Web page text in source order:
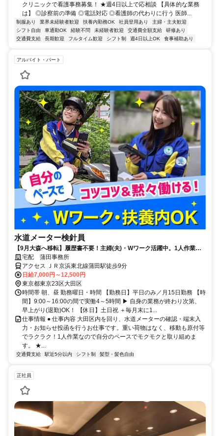
クリニックで看護事務募集！ ★週4日以上で応相談 【具体的な業務
は】 ◎診察前の準備 ◎電話対応 ◎看護師の代わりに行う 医師...
制服あり 業界未経験者歓迎 扶養内勤務OK 社員登用あり
主婦・主夫歓迎
シフト自由
車通勤OK 経験不問 未経験者歓迎 交通費全額支給
研修あり
交通費支給
長期歓迎 フルタイム歓迎 シフト制 週4日以上OK 食事補助あり
アルバイト・パート
水道メーター検針員
【9月大森へ移転】履歴書不要！主婦(夫)・Wワーク活躍中。1人作業＆
早く終われば即帰宅OK
宅配 蒲田事務所
アクセス ＪＲ京浜東北線蒲田駅徒歩9分
日給7,000円～12,500円
東京都東京23区大田区
時間帯 朝、昼 勤務曜日・時間 【勤務日】平日のみ／月15日勤務 【時
間】9:00～16:00の間で実働4～5時間 ▶ 自身の業務が終わり次第、
早上がり(退勤)OK！ 【休日】土日祝 ＋毎月末に1...
仕事情報 ● 仕事内容 大田区内を回り、水道メーターの確認・端末入
力・お知らせ投函を行うお仕事です。重い荷物はなく、移動も原付等
でラクラク！1人作業なので自分のペースでモクモクと取り組めま
す。 ★...
交通費支給 駅近5分以内 シフト制 髪型・髪色自由
正社員